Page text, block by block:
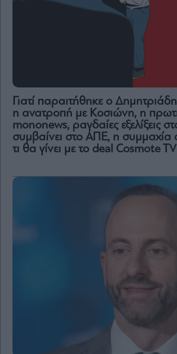
Γιατί παραιτήθηκε ο
η ανατροπή με Κοσιώνη, η
mononews, ραγδαίες εξελίξεις
συμβαίνει στο ΑΠΕ, η συμμαχία
τι θα γίνει με το deal Cosmote